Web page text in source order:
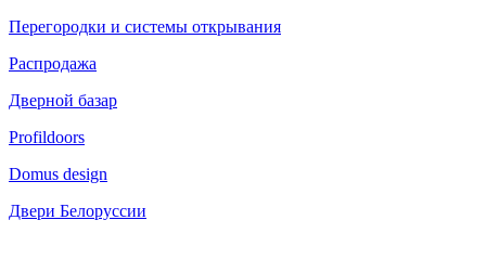
Перегородки и системы открывания
Распродажа
Дверной базар
Profildoors
Domus design
Двери Белоруссии